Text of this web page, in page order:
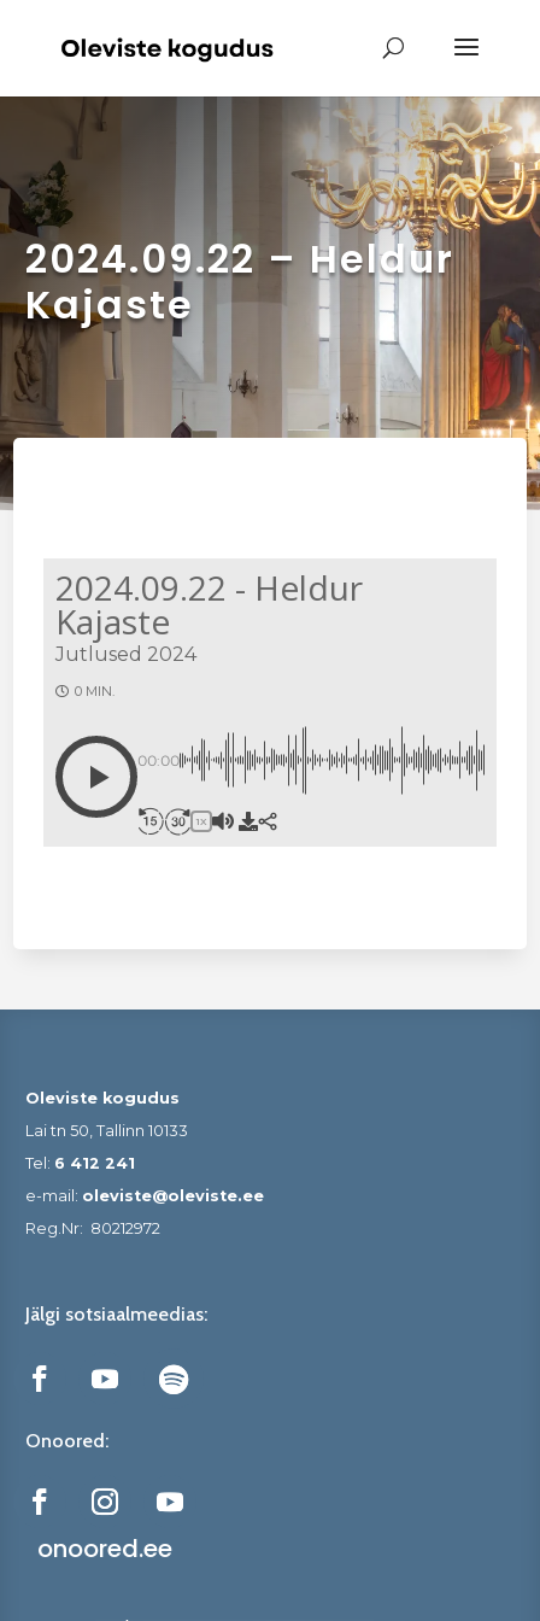
2024.09.22 – Heldur
Kajaste
2024.09.22 - Heldur
Kajaste
Jutlused 2024
0 MIN.
00:00
1X
Oleviste kogudus
Lai tn 50, Tallinn 10133
Tel: 6 412 241
e-mail: oleviste@oleviste.ee
Reg.Nr: 80212972
Jälgi sotsiaalmeedias:
Onoored:
onoored.ee